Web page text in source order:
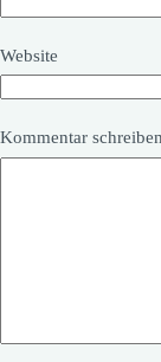
Website
Kommentar schreiben